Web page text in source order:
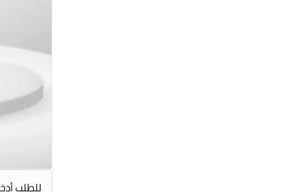
للطلب